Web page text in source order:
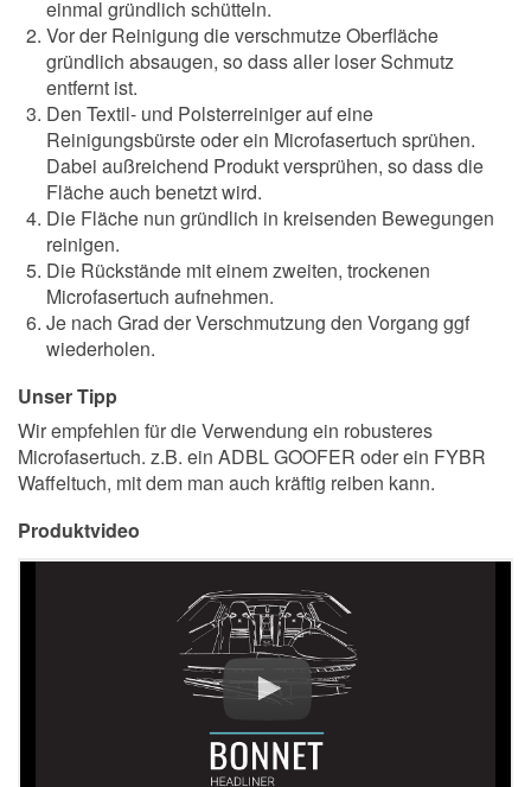
einmal gründlich schütteln.
Vor der Reinigung die verschmutze Oberfläche
gründlich absaugen, so dass aller loser Schmutz
entfernt ist.
Den Textil- und Polsterreiniger auf eine
Reinigungsbürste oder ein Microfasertuch sprühen.
Dabei außreichend Produkt versprühen, so dass die
Fläche auch benetzt wird.
Die Fläche nun gründlich in kreisenden Bewegungen
reinigen.
Die Rückstände mit einem zweiten, trockenen
Microfasertuch aufnehmen.
Je nach Grad der Verschmutzung den Vorgang ggf
wiederholen.
Unser Tipp
Wir empfehlen für die Verwendung ein robusteres
Microfasertuch. z.B. ein ADBL GOOFER oder ein FYBR
Waffeltuch, mit dem man auch kräftig reiben kann.
Produktvideo